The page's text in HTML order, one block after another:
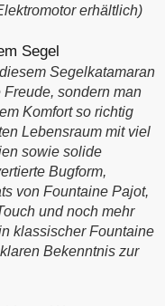
erhältlich)
Segelkatamaran
sondern man
Komfort so richtig
Lebensraum mit viel
sowie solide
Bugform,
von Fountaine Pajot,
und noch mehr
klassischer Fountaine
Bekenntnis zur